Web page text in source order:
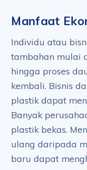
Manfaat
Individu atau
tambahan mulai
hingga proses
kembali. Bisnis
plastik dapat
Banyak
plastik bekas.
ulang daripada
baru dapat